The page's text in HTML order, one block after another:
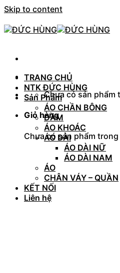
Skip to content
Chưa có sản phẩm
Giỏ hàng
Chưa có sản phẩm
TRANG CHỦ
NTK ĐỨC HÙNG
Sản Phẩm
ÁO CHẦN BÔNG
ĐẦM
ÁO KHOÁC
ÁO DÀI
ÁO DÀI NỮ
ÁO DÀI NAM
ÁO
CHÂN VÁY – QUẦN
KẾT NỐI
Liên hệ